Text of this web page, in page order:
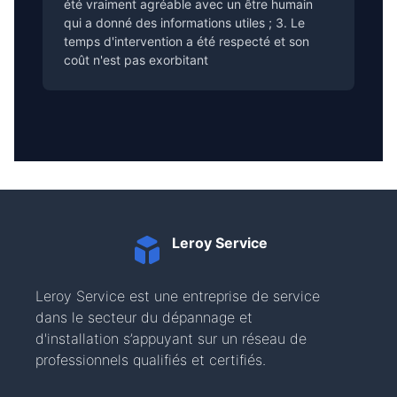
été vraiment agréable avec un être humain
qui a donné des informations utiles ; 3. Le
temps d'intervention a été respecté et son
coût n'est pas exorbitant
Leroy Service
Leroy Service est une entreprise de service
dans le secteur du dépannage et
d'installation s’appuyant sur un réseau de
professionnels qualifiés et certifiés.